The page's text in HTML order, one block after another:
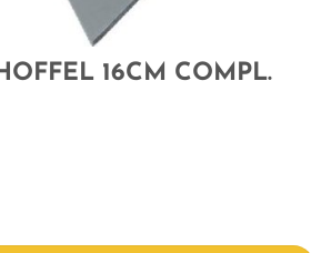
16CM COMPL.
COMPL. aantal